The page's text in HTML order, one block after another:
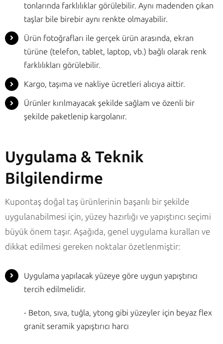
tonlarında farklılıklar görülebilir. Aynı madenden çıkan
taşlar bile birebir aynı renkte olmayabilir.
Ürün fotoğrafları ile gerçek ürün arasında, ekran
türüne (telefon, tablet, laptop, vb.) bağlı olarak renk
farklılıkları görülebilir.
Kargo, taşıma ve nakliye ücretleri alıcıya aittir.
Ürünler kırılmayacak şekilde sağlam ve özenli bir
şekilde paketlenip kargolanır.
Uygulama & Teknik
Bilgilendirme
Kupontaş doğal taş ürünlerinin başarılı bir şekilde
uygulanabilmesi için, yüzey hazırlığı ve yapıştırıcı seçimi
büyük önem taşır. Aşağıda, genel uygulama kuralları ve
dikkat edilmesi gereken noktalar özetlenmiştir:
Uygulama yapılacak yüzeye göre uygun yapıştırıcı
tercih edilmelidir.
- Beton, sıva, tuğla, ytong gibi yüzeyler için beyaz flex
granit seramik yapıştırıcı harcı